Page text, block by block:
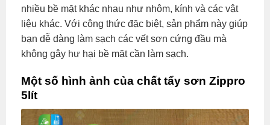
nhiều bề mặt khác nhau như nhôm, kính và các vật
liệu khác. Với công thức đặc biệt, sản phẩm này giúp
bạn dễ dàng làm sạch các vết sơn cứng đầu mà
không gây hư hại bề mặt cần làm sạch.
Một số hình ảnh của chất tẩy sơn Zippro
5lít